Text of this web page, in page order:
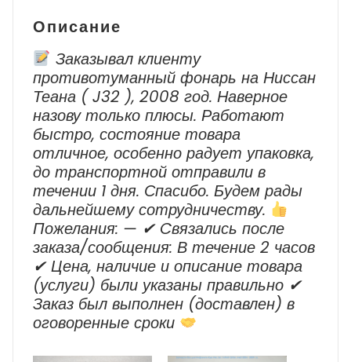
Описание
Заказывал клиенту
противотуманный фонарь на Ниссан
Теана ( J32 ), 2008 год. Наверное
назову только плюсы. Работают
быстро, состояние товара
отличное, особенно радует упаковка,
до транспортной отправили в
течении 1 дня. Спасибо. Будем рады
дальнейшему сотрудничеству.
Пожелания: — ✔ Cвязались после
заказа/сообщения: В течение 2 часов
✔ Цена, наличие и описание товара
(услуги) были указаны правильно ✔
Заказ был выполнен (доставлен) в
оговоренные сроки